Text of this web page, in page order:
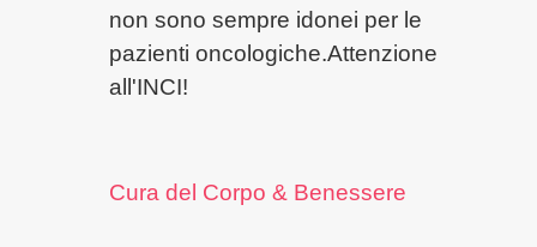
non sono sempre idonei per le
pazienti oncologiche.Attenzione
all'INCI!
Cura del Corpo & Benessere